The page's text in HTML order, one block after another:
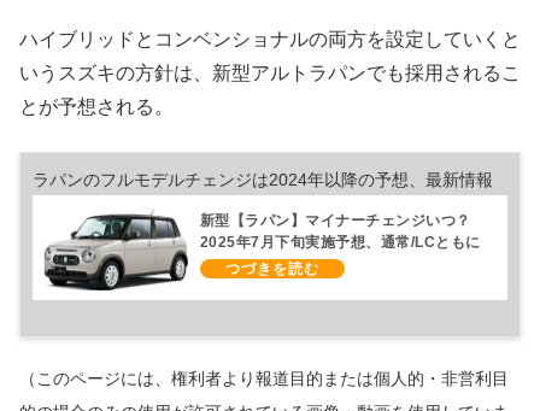
ハイブリッドとコンベンショナルの両方を設定していくと
いうスズキの方針は、新型アルトラパンでも採用されるこ
とが予想される。
ラパンのフルモデルチェンジは2024年以降の予想、最新情報
新型【ラパン】マイナーチェンジいつ？
2025年7月下旬実施予想、通常/LCともに
フェイスリフト実施で販売期間延長【スズ
（このページには、権利者より報道目的または個人的・非営利目